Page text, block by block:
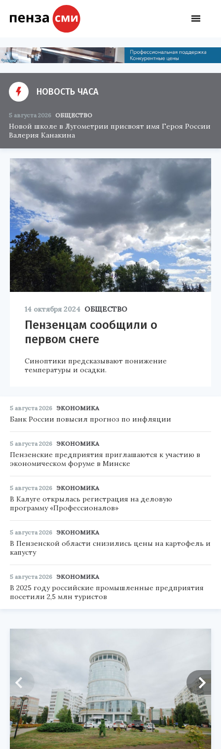
НОВОСТЬ ЧАСА
5 августа 2026 ОБЩЕСТВО
Новой школе в Лугометрии присвоят имя Героя России
Валерия Канакина
14 октября 2024 ОБЩЕСТВО
Пензенцам сообщили о
первом снеге
Синоптики предсказывают понижение
температуры и осадки.
5 августа 2026 ЭКОНОМИКА
Банк России повысил прогноз по инфляции
5 августа 2026 ЭКОНОМИКА
Пензенские предприятия приглашаются к участию в
экономическом форуме в Минске
5 августа 2026 ЭКОНОМИКА
В Калуге открылась регистрация на деловую
программу «Профессионалов»
5 августа 2026 ЭКОНОМИКА
В Пензенской области снизились цены на картофель и
капусту
5 августа 2026 ЭКОНОМИКА
В 2025 году российские промышленные предприятия
посетили 2,5 млн туристов